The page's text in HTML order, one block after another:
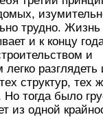
трудно. Жизнь
и к концу
и
разглядеть
структур, тех
тогда было
из одной